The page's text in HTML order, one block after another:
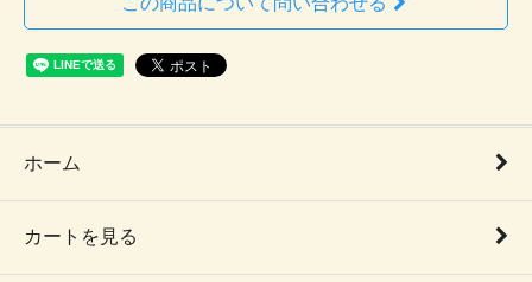
ホーム
カートを見る